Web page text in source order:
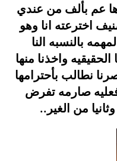
عم بألف من عندي
اخترعته انا وهو
بالنسبه النا
واخذنا منها
نطالب بأحترامها
صارمه تفرض
من الغير..